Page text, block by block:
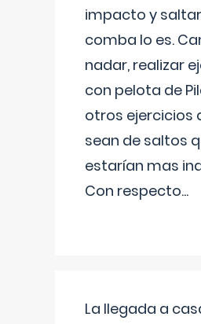
impacto y
comba lo es.
nadar, realizar
con pelota de
otros ejercicios
sean de saltos
estarían mas
Con respecto...
La llegada a